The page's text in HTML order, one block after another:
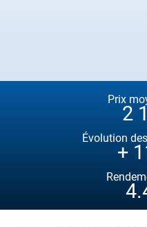
Prix
2
Évolution
+